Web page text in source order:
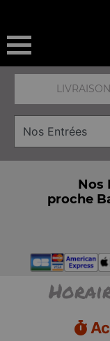
LIVRAISON
Nos
proche